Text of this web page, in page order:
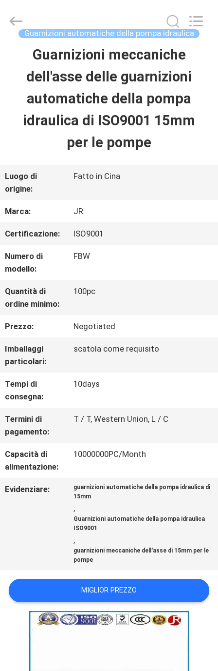
CASA
PRODOTTI
VIDEO
NOI
FABBRICA
CONTROLLO
DI
QUALITÀ
CONTATTICI
RICHIEDA
CITAZIONE
PRIVACY
POLICY
Supseals
International
Guarnizioni automatiche della pompa idraulica
Guarnizioni meccaniche
dell'asse delle guarnizioni
automatiche della pompa
idraulica di ISO9001 15mm
per le pompe
Luogo di
origine:
Fatto in Cina
Marca: JR
Certificazione: ISO9001
Numero di
modello:
FBW
Quantità di
ordine minimo:
100pc
Prezzo: Negotiated
Imballaggi
particolari:
scatola come requisito
Tempi di
consegna:
10days
Termini di
pagamento:
T / T, Western Union, L / C
Capacità di
alimentazione:
10000000PC/Month
Evidenziare:
guarnizioni automatiche della pompa idraulica di
15mm
,
Guarnizioni automatiche della pompa idraulica
ISO9001
,
guarnizioni meccaniche dell'asse di 15mm per le
pompe
MIGLIOR PREZZO